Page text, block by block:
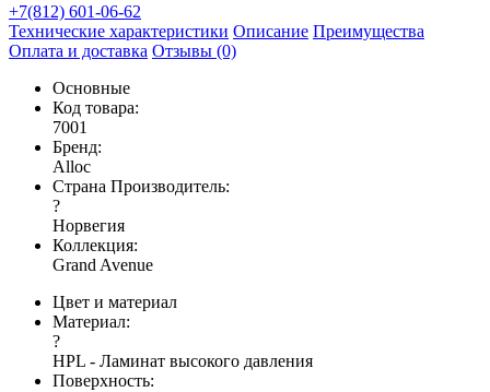
+7(812) 601-06-62
Технические характеристики Описание Преимущества
Оплата и доставка Отзывы (0)
Основные
Код товара:
7001
Бренд:
Alloc
Страна Производитель:
?
Норвегия
Коллекция:
Grand Avenue
Цвет и материал
Материал:
?
HPL - Ламинат высокого давления
Поверхность: